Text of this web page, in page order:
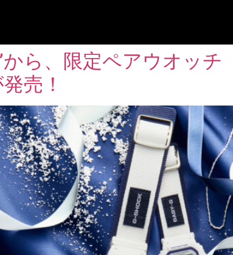
ら、限定ペアウオッチ
売！